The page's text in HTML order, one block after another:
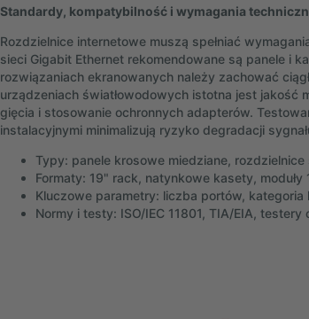
Standardy, kompatybilność i wymagania
Rozdzielnice internetowe muszą spełniać
sieci Gigabit Ethernet rekomendowane są panele i
rozwiązaniach ekranowanych należy zachować
urządzeniach światłowodowych istotna jest jakość
gięcia i stosowanie ochronnych adapterów.
instalacyjnymi minimalizują ryzyko degradacji
Typy: panele krosowe miedziane,
Formaty: 19" rack, natynkowe kasety, moduły
Kluczowe parametry: liczba portów, kategoria
Normy i testy: ISO/IEC 11801, TIA/EIA, testery